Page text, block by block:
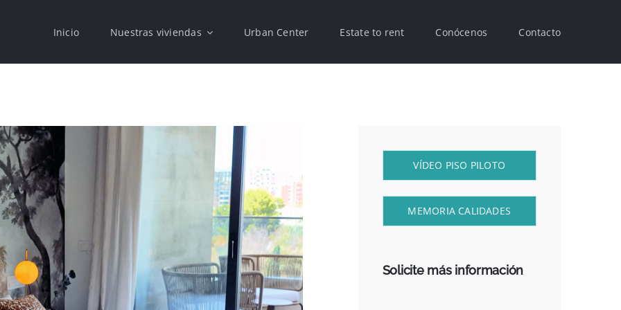
Inicio Nuestras viviendas Urban Center Estate to rent Conócenos Contacto
VÍDEO PISO PILOTO
MEMORIA CALIDADES
Solicite más información